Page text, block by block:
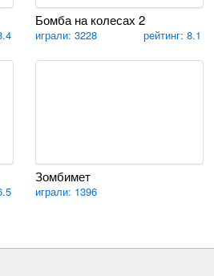
Бомба на колесах 2
играли: 3228 рейтинг: 8.1
Зомбимет
играли: 1396